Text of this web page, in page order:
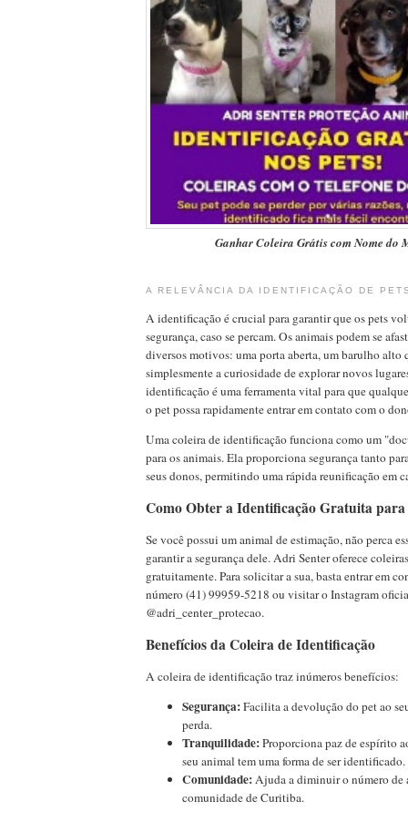
Ganhar Coleira Grátis com Nome do
A RELEVÂNCIA DA IDENTIFICAÇÃO DE
A identificação é crucial para garantir que os pets
segurança, caso se percam. Os animais podem se
diversos motivos: uma porta aberta, um barulho alto
simplesmente a curiosidade de explorar novos
identificação é uma ferramenta vital para que
o pet possa rapidamente entrar em contato com o
Uma coleira de identificação funciona como um
para os animais. Ela proporciona segurança tanto
seus donos, permitindo uma rápida reunificação em
Como Obter a Identificação Gratuita para
Se você possui um animal de estimação, não perca
garantir a segurança dele. Adri Senter oferece
gratuitamente. Para solicitar a sua, basta entrar em
número (41) 99959-5218 ou visitar o Instagram
@adri_center_protecao.
Benefícios da Coleira de Identificação
A coleira de identificação traz inúmeros benefícios:
Segurança:Facilita a devolução do pet ao
perda.
Tranquilidade:Proporciona paz de espírito
seu animal tem uma forma de ser identificado.
Comunidade:Ajuda a diminuir o número de
comunidade de Curitiba.